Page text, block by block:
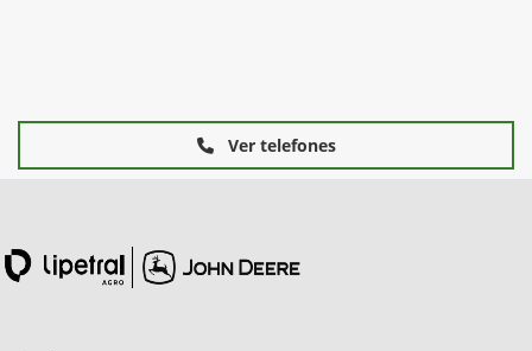
Ver telefones